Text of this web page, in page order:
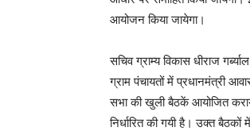
आयोजन किया जायेगा।
सचिव ग्राम्य विकास धीराज
ग्राम पंचायतों में प्रधानमंत्री
सभा की खुली बैठकें आयोजित
निर्धारित की गयी है। उक्त बैठकों में